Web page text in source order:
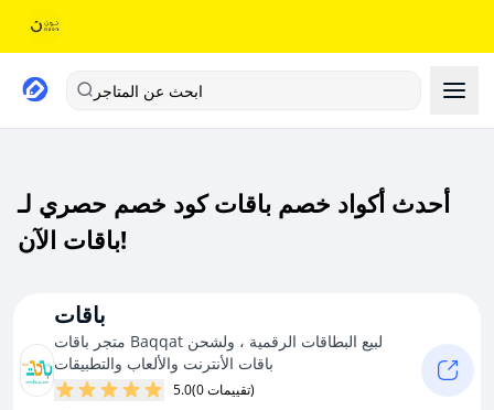
ابحث عن المتاجر
أحدث أكواد خصم باقات كود خصم حصري لـ
باقات الآن!
باقات
متجر باقات Baqqat لبيع البطاقات الرقمية ، ولشحن
باقات الأنترنت والألعاب والتطبيقات
5.0 (0 تقييمات)